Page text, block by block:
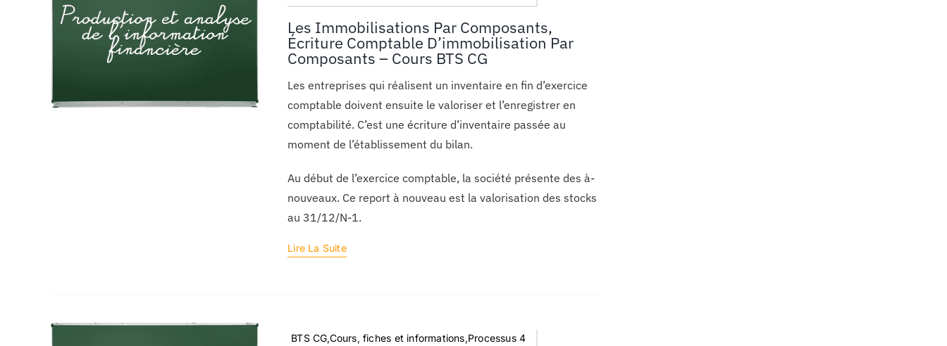
Les Immobilisations Par Composants,
Écriture Comptable D’immobilisation Par
Composants – Cours BTS CG
Les entreprises qui réalisent un inventaire en fin d’exercice
comptable doivent ensuite le valoriser et l’enregistrer en
comptabilité. C’est une écriture d’inventaire passée au
moment de l’établissement du bilan.
Au début de l’exercice comptable, la société présente des à-
nouveaux. Ce report à nouveau est la valorisation des stocks
au 31/12/N-1.
Lire La Suite
BTS CG,Cours, fiches et informations,Processus 4